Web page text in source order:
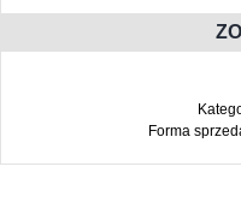
Forma